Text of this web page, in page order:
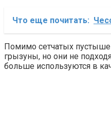
Что еще почитать:
Помимо сетчатых
грызуны, но они не
больше используются в